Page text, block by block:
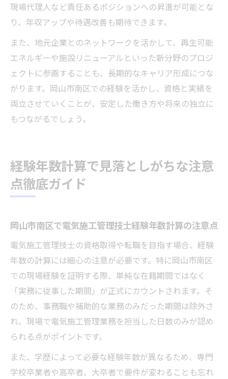
現場代理人など責任あるポジションへの昇進が可能とな
り、年収アップや待遇改善も期待できます。
また、地元企業とのネットワークを活かして、再生可能
エネルギーや施設リニューアルといった新分野のプロジ
ェクトに参画することも、長期的なキャリア形成につな
がります。岡山市南区での経験を活かし、資格と実績を
両立させていくことが、安定した働き方や将来の独立に
もつながるでしょう。
経験年数計算で見落としがちな注意
点徹底ガイド
岡山市南区で電気施工管理技士経験年数計算の注意点
電気施工管理技士の資格取得や転職を目指す場合、経験
年数の計算には細心の注意が必要です。特に岡山市南区
での現場経験を証明する際、単純な在籍期間ではなく
「実務に従事した期間」が正式にカウントされます。そ
のため、事務職や補助的な業務のみだった期間は除外さ
れ、現場で電気施工管理業務を担当した日数のみが認め
られる点がポイントです。
また、学歴によって必要な経験年数が異なるため、専門
学校卒業者や高卒者、大卒者で要件が変わることも忘れ